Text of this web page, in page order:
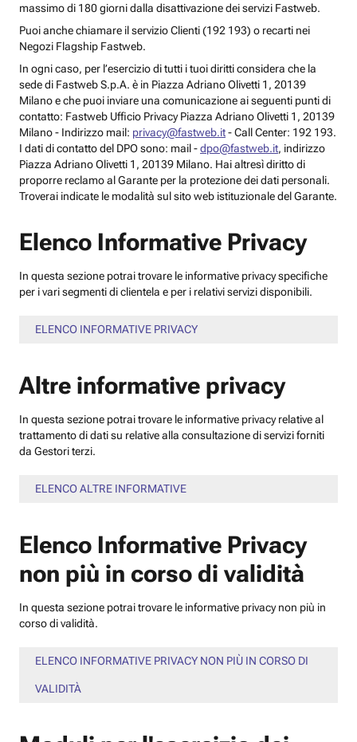
massimo di 180 giorni dalla disattivazione dei servizi Fastweb.
Puoi anche chiamare il servizio Clienti (192 193) o recarti nei
Negozi Flagship Fastweb.
In ogni caso, per l’esercizio di tutti i tuoi diritti considera che la
sede di Fastweb S.p.A. è in Piazza Adriano Olivetti 1, 20139
Milano e che puoi inviare una comunicazione ai seguenti punti di
contatto: Fastweb Ufficio Privacy Piazza Adriano Olivetti 1, 20139
Milano - Indirizzo mail: privacy@fastweb.it- Call Center: 192 193.
I dati di contatto del DPO sono: mail -dpo@fastweb.it, indirizzo
Piazza Adriano Olivetti 1, 20139 Milano. Hai altresì diritto di
proporre reclamo al Garante per la protezione dei dati personali.
Troverai indicate le modalità sul sito web istituzionale del Garante.
Elenco Informative Privacy
In questa sezione potrai trovare le informative privacy specifiche
per i vari segmenti di clientela e per i relativi servizi disponibili.
ELENCO INFORMATIVE PRIVACY
Altre informative privacy
In questa sezione potrai trovare le informative privacy relative al
trattamento di dati su relative alla consultazione di servizi forniti
da Gestori terzi.
ELENCO ALTRE INFORMATIVE
Elenco Informative Privacy
non più in corso di validità
In questa sezione potrai trovare le informative privacy non più in
corso di validità.
ELENCO INFORMATIVE PRIVACY NON PIÙ IN CORSO DI
VALIDITÀ